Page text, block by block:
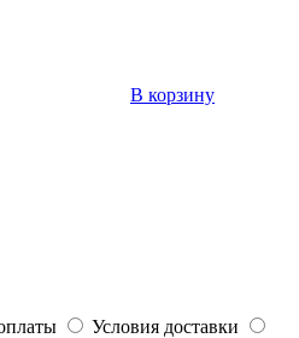
В корзину
Условия доставки